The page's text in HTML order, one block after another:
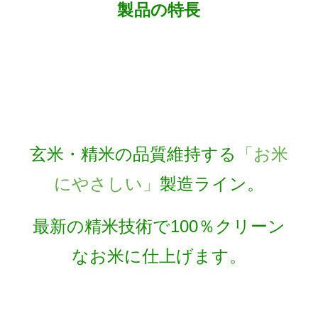
製品の特長
玄米・精米の品質維持する
「お米
にやさしい」 製造ライン。
最新の精米技術で100％クリーン
なお米に仕上げます。